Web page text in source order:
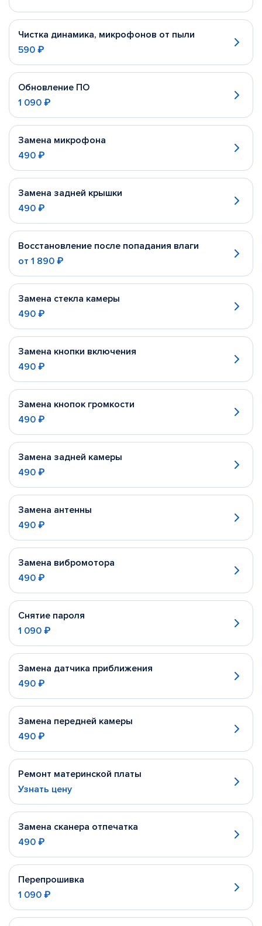
Чистка динамика, микрофонов от пыли
590 ₽
Обновление ПО
1 090 ₽
Замена микрофона
490 ₽
Замена задней крышки
490 ₽
Восстановление после попадания влаги
от 1 890 ₽
Замена стекла камеры
490 ₽
Замена кнопки включения
490 ₽
Замена кнопок громкости
490 ₽
Замена задней камеры
490 ₽
Замена антенны
490 ₽
Замена вибромотора
490 ₽
Снятие пароля
1 090 ₽
Замена датчика приближения
490 ₽
Замена передней камеры
490 ₽
Ремонт материнской платы
Узнать цену
Замена сканера отпечатка
490 ₽
Перепрошивка
1 090 ₽